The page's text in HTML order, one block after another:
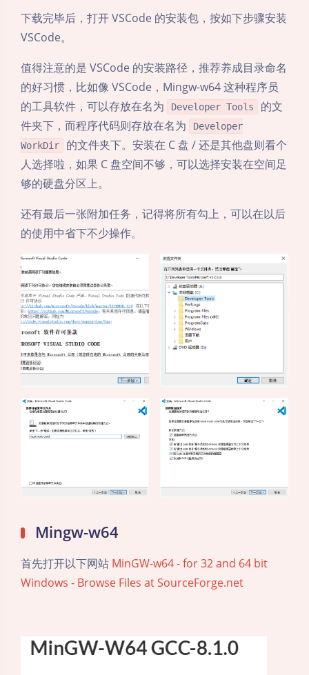
下载完毕后，打开 VSCode 的安装包，按如下步骤安装
VSCode。
值得注意的是 VSCode 的安装路径，推荐养成目录命名
的好习惯，比如像 VSCode，Mingw-w64 这种程序员
的工具软件，可以存放在名为
Developer Tools
的文
件夹下，而程序代码则存放在名为
Developer
WorkDir
的文件夹下。安装在 C 盘 / 还是其他盘则看个
人选择啦，如果 C 盘空间不够，可以选择安装在空间足
够的硬盘分区上。
还有最后一张附加任务，记得将所有勾上，可以在以后
的使用中省下不少操作。
Mingw-w64
首先打开以下网站 MinGW-w64 - for 32 and 64 bit
Windows - Browse Files at SourceForge.net